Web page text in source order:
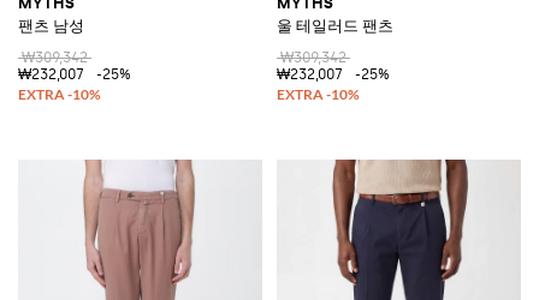
팬츠 남성
₩309,342
₩232,007
-25%
울 테일러드 팬츠
₩309,342
₩232,007
-25%